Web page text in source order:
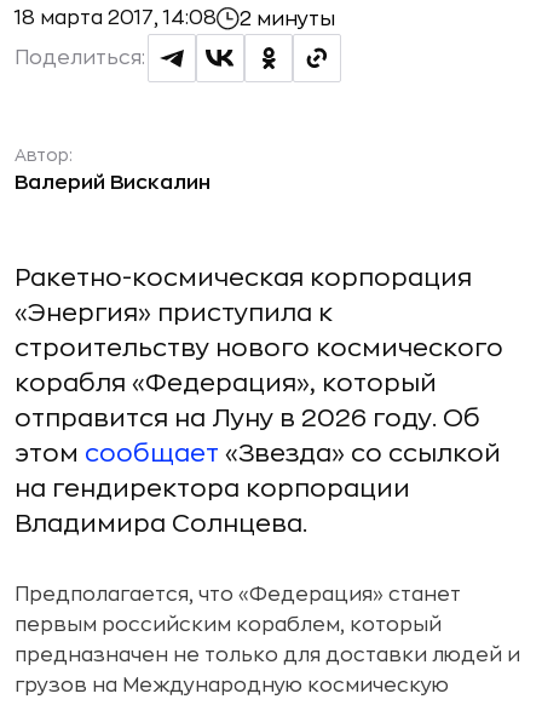
18 марта 2017, 14:08 2 минуты
Поделиться:
Автор:
Валерий Вискалин
Ракетно-космическая корпорация
«Энергия» приступила к
строительству нового космического
корабля «Федерация», который
отправится на Луну в 2026 году. Об
этом сообщает «Звезда» со ссылкой
на гендиректора корпорации
Владимира Солнцева.
Предполагается, что «Федерация» станет
первым российским кораблем, который
предназначен не только для доставки людей и
грузов на Международную космическую